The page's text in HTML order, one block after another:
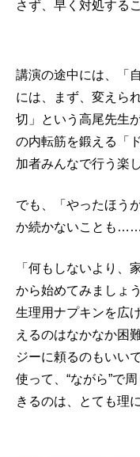
さず、早く対処する
講演の途中には、「
には、まず、変えら
切」という高尾先生
の内転筋を鍛える「
加者みんなで行う楽
でも、「やったほう
か続かないことも……
「何もしないより、
から始めてみましょ
生理用ナプキンを広
えるのはなかなか困
ジーに頼るのもいい
使って、“ながら”で
きるのは、とても理